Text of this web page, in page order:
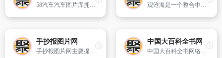
58汽车汽车图片库拥有质量最高、数量最全无水印汽车图片,在这里,您可以找到从汽车诞生以来的所有车型的精美壁纸,为您的电脑桌面呈现最佳的视觉享受,更多精美汽车壁纸尽在58汽车 观沧海是一个整合中国古旧地图的网站。
手抄报图片网
手抄报图片网主要提供：小学生手抄报,环保手抄报,健康手抄报, 安全手抄报,手抄报花边, 读书手抄报,手抄报模板等手抄报版面设计图大全!
中国大百科全书网
中国大百科全书网络版是拥有权威性、全面性的综合性百科知识在线平台。